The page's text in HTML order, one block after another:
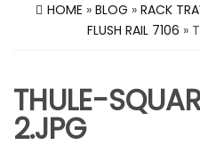
HOME » BLOG » RACK
FLUSH RAIL 7106 »
THULE-
2.JPG